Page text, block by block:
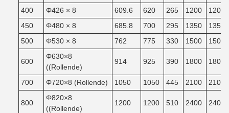
400
Φ426 × 8 609.6 620 265 1200
1200
450
Φ480 × 8 685.8 700 295 1350
1350
500
Φ530 × 8 762 775 330 1500 1500
600
Φ630×8
((Rollende)
914 925 390 1800 1800
700 Φ720×8 (Rollende) 1050 1050 445 2100 2100
800
Φ820×8
((Rollende)
1200 1200 510 2400 2400